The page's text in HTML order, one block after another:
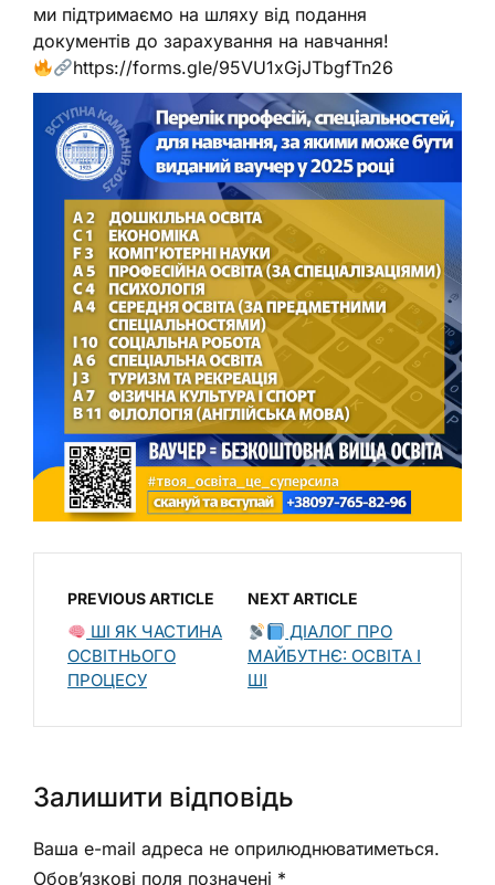
ми підтримаємо на шляху від подання
документів до зарахування на навчання!
https://forms.gle/95VU1xGjJTbgfTn26
PREVIOUS ARTICLE
ШІ ЯК ЧАСТИНА
ОСВІТНЬОГО
ПРОЦЕСУ
NEXT ARTICLE
ДІАЛОГ ПРО
МАЙБУТНЄ: ОСВІТА І
ШІ
Залишити відповідь
Ваша e-mail адреса не оприлюднюватиметься.
Обов’язкові поля позначені *